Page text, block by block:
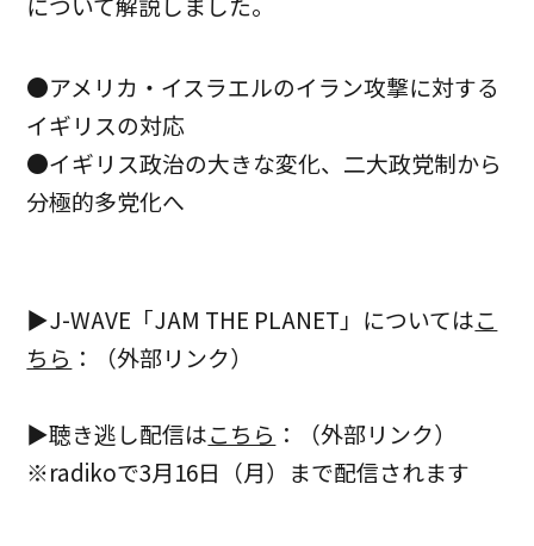
●アメリカ・イスラエルのイラン攻撃に対する
イギリスの対応
●イギリス政治の大きな変化、二大政党制から
分極的多党化へ
▶J-WAVE「JAM THE PLANET」についてはこ
ちら ：（外部リンク）
▶聴き逃し配信はこちら ：（外部リンク）
※radikoで3月16日（月）まで配信されます